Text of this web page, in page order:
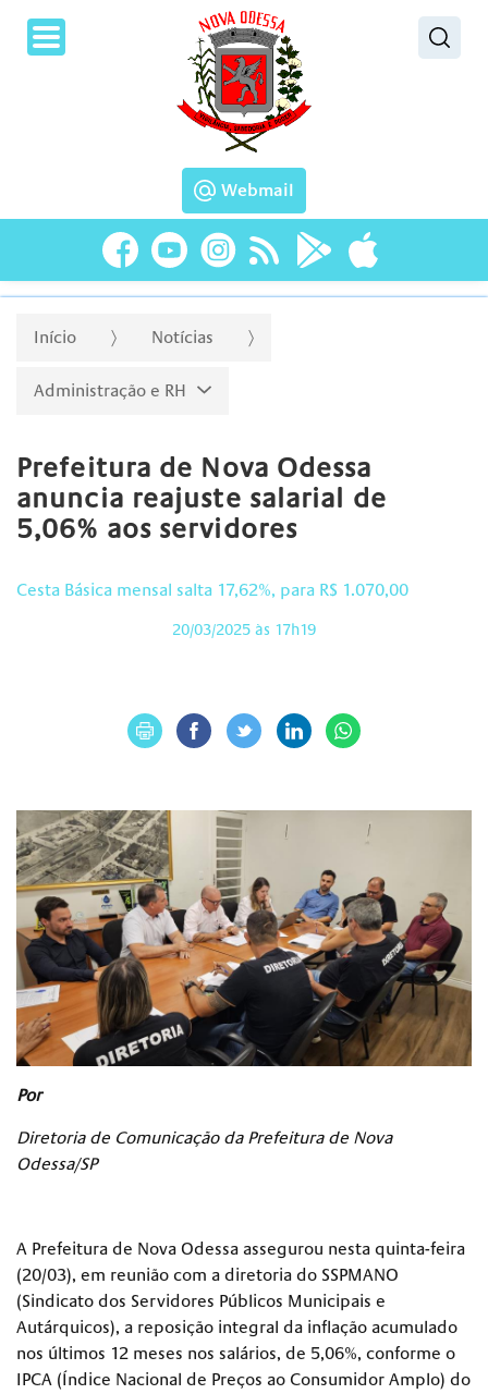
Webmail
Início Notícias
Administração e RH
Prefeitura de Nova Odessa
anuncia reajuste salarial de
5,06% aos servidores
Cesta Básica mensal salta 17,62%, para R$ 1.070,00
20/03/2025 às 17h19
Por
Diretoria de Comunicação da Prefeitura de Nova
Odessa/SP
A Prefeitura de Nova Odessa assegurou nesta quinta-feira
(20/03), em reunião com a diretoria do SSPMANO
(Sindicato dos Servidores Públicos Municipais e
Autárquicos), a reposição integral da inflação acumulado
nos últimos 12 meses nos salários, de 5,06%, conforme o
IPCA (Índice Nacional de Preços ao Consumidor Amplo) do